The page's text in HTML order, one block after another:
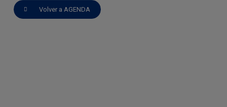
Volver a AGENDA